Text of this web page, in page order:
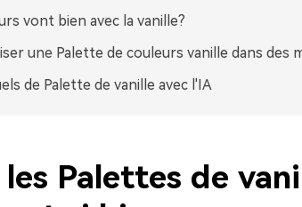
vont bien avec la vanille?
une Palette de couleurs vanille dans des
de Palette de vanille avec l'IA
Palettes de